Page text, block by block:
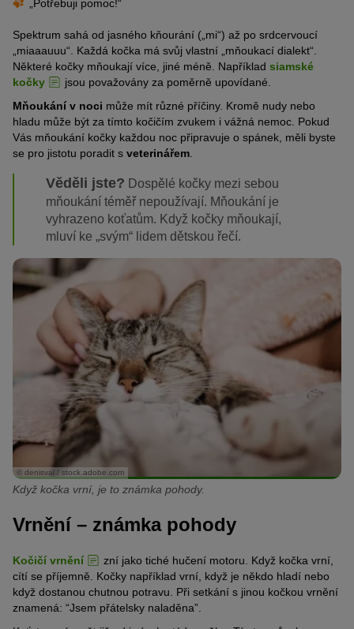
„Potřebuji pomoc!“
Spektrum sahá od jasného kňourání („mi“) až po srdcervoucí
„miaaauuu“. Každá kočka má svůj vlastní „mňoukací dialekt“.
Některé kočky mňoukají více, jiné méně. Například siamské
kočky
jsou považovány za poměrně upovídané.
Mňoukání v noci může mít různé příčiny. Kromě nudy nebo
hladu může být za tímto kočičím zvukem i vážná nemoc. Pokud
Vás mňoukání kočky každou noc připravuje o spánek, měli byste
se pro jistotu poradit s veterinářem
Věděli jste? Dospělé kočky mezi sebou
mňoukání téměř nepoužívají. Mňoukání je
vyhrazeno koťatům. Když kočky mňoukají,
mluví ke „svým“ lidem dětskou řečí.
© denisval / stock.adobe.com
Když kočka vrní, je to známka pohody.
Vrnění – známka pohody
Kočičí vrnění
zní jako tiché hučení motoru. Když kočka vrní,
cítí se příjemně. Kočky například vrní, když je někdo hladí nebo
když dostanou chutnou potravu. Při setkání s jinou kočkou vrnění
znamená: “Jsem přátelsky naladěna”.